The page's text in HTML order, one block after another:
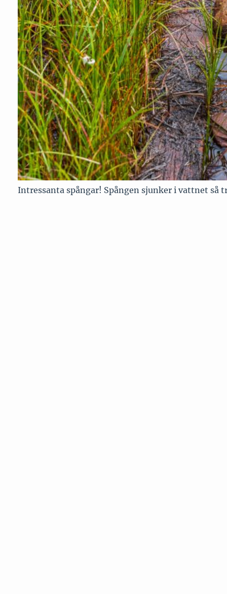
Intressanta spångar! Spången sjunker i vattnet så